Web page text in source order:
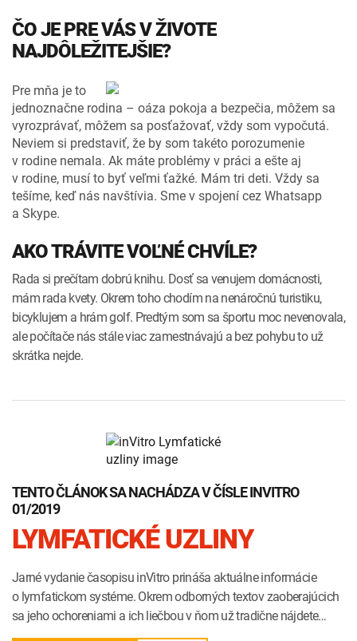
ČO JE PRE VÁS V ŽIVOTE
NAJDÔLEŽITEJŠIE?
Pre mňa je to
jednoznačne rodina – oáza pokoja a bezpečia, môžem sa
vyrozprávať, môžem sa posťažovať, vždy som vypočutá.
Neviem si predstaviť, že by som takéto porozumenie
v rodine nemala. Ak máte problémy v práci a ešte aj
v rodine, musí to byť veľmi ťažké. Mám tri deti. Vždy sa
tešíme, keď nás navštívia. Sme v spojení cez Whatsapp
a Skype.
AKO TRÁVITE VOĽNÉ CHVÍLE?
Rada si prečítam dobrú knihu. Dosť sa venujem domácnosti,
mám rada kvety. Okrem toho chodím na nenáročnú turistiku,
bicyklujem a hrám golf. Predtým som sa športu moc nevenovala,
ale počítače nás stále viac zamestnávajú a bez pohybu to už
skrátka nejde.
TENTO ČLÁNOK SA NACHÁDZA V ČÍSLE INVITRO
01/2019
LYMFATICKÉ UZLINY
Jarné vydanie časopisu inVitro prináša aktuálne informácie
o lymfatickom systéme. Okrem odborných textov zaoberajúcich
sa jeho ochoreniami a ich liečbou v ňom už tradične nájdete…